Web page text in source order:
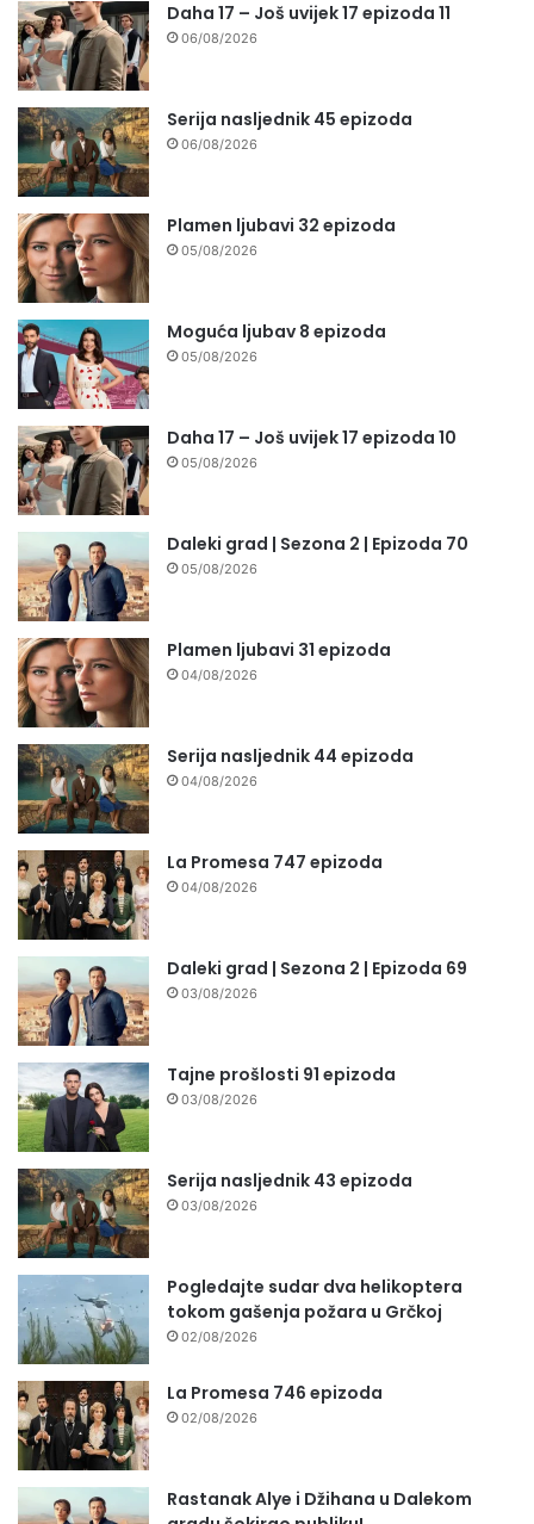
Daha 17 – Još uvijek 17 epizoda 11
06/08/2026
Serija nasljednik 45 epizoda
06/08/2026
Plamen ljubavi 32 epizoda
05/08/2026
Moguća ljubav 8 epizoda
05/08/2026
Daha 17 – Još uvijek 17 epizoda 10
05/08/2026
Daleki grad | Sezona 2 | Epizoda 70
05/08/2026
Plamen ljubavi 31 epizoda
04/08/2026
Serija nasljednik 44 epizoda
04/08/2026
La Promesa 747 epizoda
04/08/2026
Daleki grad | Sezona 2 | Epizoda 69
03/08/2026
Tajne prošlosti 91 epizoda
03/08/2026
Serija nasljednik 43 epizoda
03/08/2026
Pogledajte sudar dva helikoptera
tokom gašenja požara u Grčkoj
02/08/2026
La Promesa 746 epizoda
02/08/2026
Rastanak Alye i Džihana u Dalekom